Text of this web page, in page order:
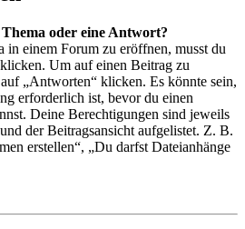
oder eine Antwort?
in einem Forum zu eröffnen, musst du
Um auf einen Beitrag zu
„Antworten“ klicken. Es könnte sein,
erforderlich ist, bevor du einen
Deine Berechtigungen sind jeweils
der Beitragsansicht aufgelistet. Z. B.
erstellen“, „Du darfst Dateianhänge